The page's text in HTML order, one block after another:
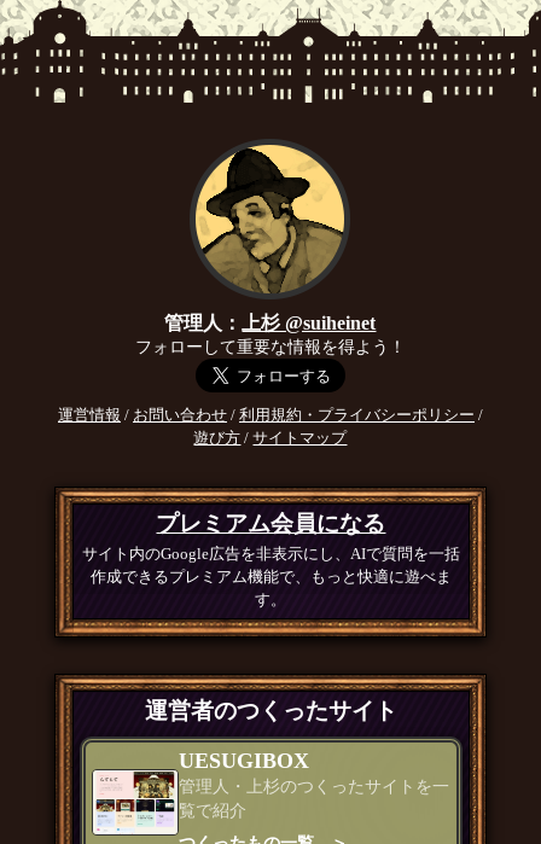
管理人：上杉 @suiheinet
フォローして重要な情報を得よう！
運営情報 / お問い合わせ/ 利用規約・プライバシーポリシー /
遊び方 /サイトマップ
プレミアム会員になる
サイト内のGoogle広告を非表示にし、AIで質問を一括
作成できるプレミアム機能で、もっと快適に遊べま
す。
運営者のつくったサイト
UESUGIBOX
管理人・上杉のつくったサイトを一
覧で紹介